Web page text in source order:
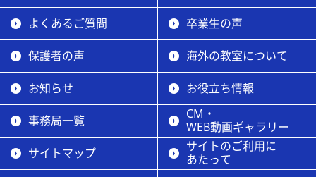
よくあるご質問 卒業生の声
保護者の声 海外の教室について
お知らせ お役立ち情報
事務局一覧
CM・
WEB動画ギャラリー
サイトマップ
サイトのご利用に
あたって